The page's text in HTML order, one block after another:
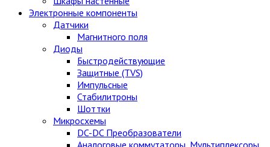
Электронные компоненты
Датчики
Магнитного поля
Диоды
Быстродействующие
Защитные (TVS)
Импульсные
Стабилитроны
Шоттки
Микросхемы
DC-DC Преобразователи
Аналоговые коммутаторы, Мультиплексоры,